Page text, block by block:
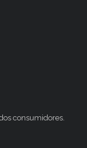
consumidores.